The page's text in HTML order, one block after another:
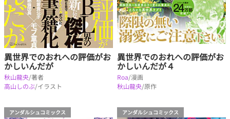
異世界でのおれへの評価がお
かしいんだが
秋山龍央/著者
高山しのぶ/イラスト
異世界でのおれへの評価がお
かしいんだが４
Roa/漫画
秋山龍央/原作
アンダルシュコミックス アンダルシュコミックス